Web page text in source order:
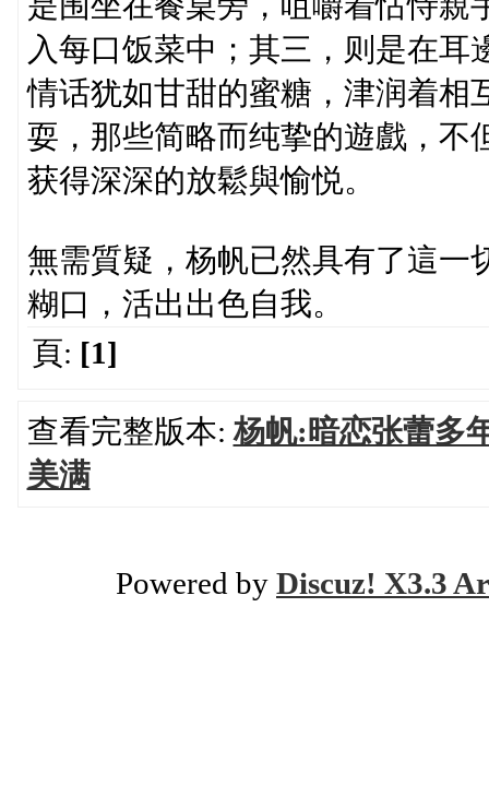
入每口饭菜中；其三，则是在
情话犹如甘甜的蜜糖，津润着相
耍，那些简略而纯挚的遊戲，不
获得深深的放鬆與愉悦。
無需質疑，杨帆已然具有了這一
糊口，活出出色自我。
頁: [1]
查看完整版本:杨帆:暗恋张蕾多
美满
Powered by Discuz! X3.3